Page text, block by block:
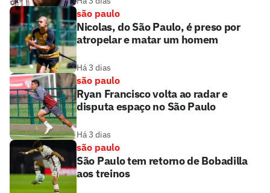
são paulo
Nicolas, do São Paulo, é preso por
atropelar e matar um homem
Há 3 dias
são paulo
Ryan Francisco volta ao radar e
disputa espaço no São Paulo
Há 3 dias
são paulo
São Paulo tem retorno de Bobadilla
aos treinos